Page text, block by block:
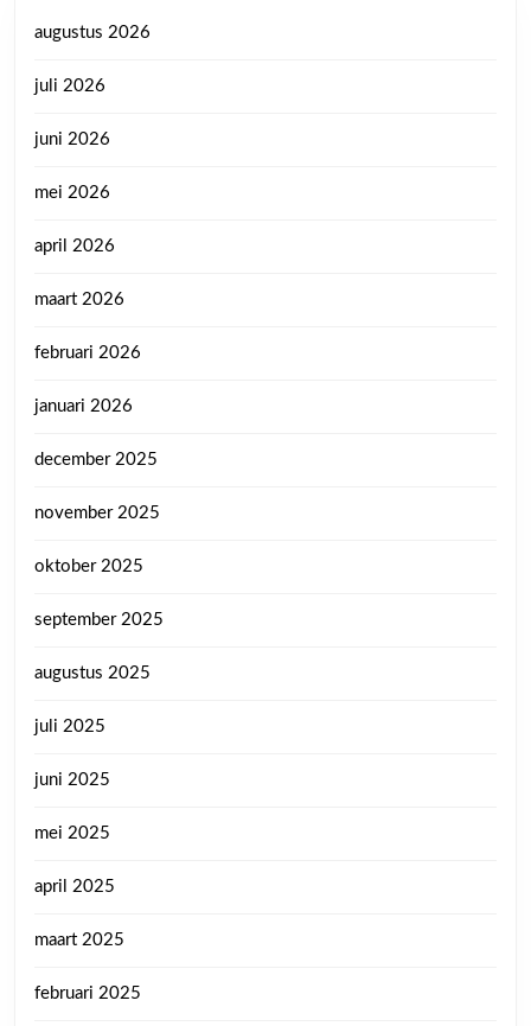
augustus 2026
juli 2026
juni 2026
mei 2026
april 2026
maart 2026
februari 2026
januari 2026
december 2025
november 2025
oktober 2025
september 2025
augustus 2025
juli 2025
juni 2025
mei 2025
april 2025
maart 2025
februari 2025